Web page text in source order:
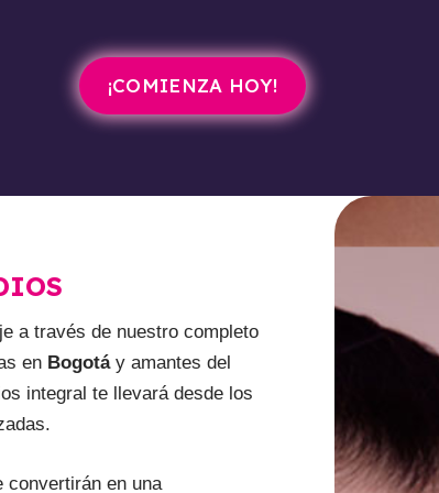
¡COMIENZA HOY!
a través de nuestro completo
en Bogotáy amantes del
integral te llevará desde los
convertirán en una